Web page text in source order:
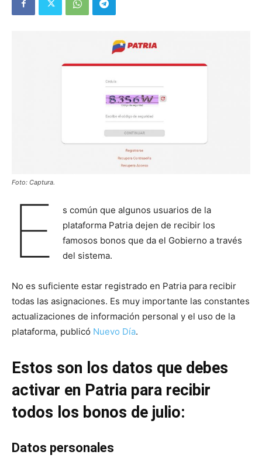
Foto: Captura.
E
s común que algunos usuarios de la
plataforma Patria dejen de recibir los
famosos bonos que da el Gobierno a través
del sistema.
No es suficiente estar registrado en Patria para recibir
todas las asignaciones. Es muy importante las constantes
actualizaciones de información personal y el uso de la
plataforma, publicó Nuevo Día.
Estos son los datos que debes
activar en Patria para recibir
todos los bonos de julio:
Datos personales